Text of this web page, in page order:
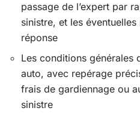
passage de l’expert par
sinistre, et les
réponse
Les conditions générales
auto, avec repérage
frais de gardiennage ou
sinistre